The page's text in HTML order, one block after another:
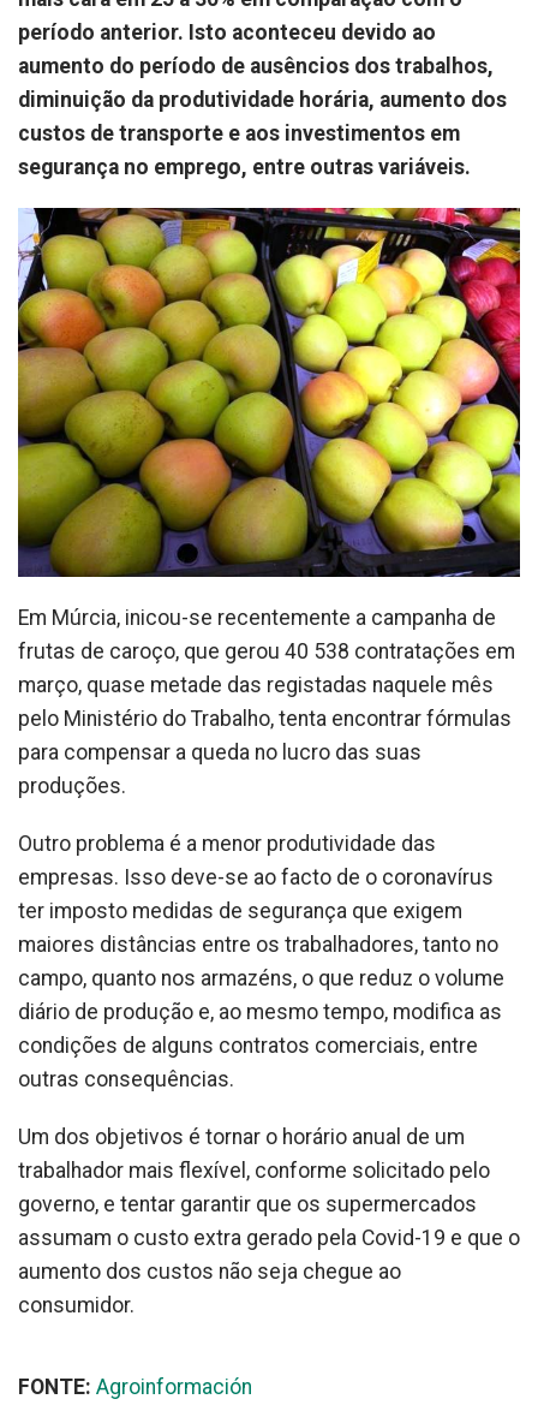
período anterior. Isto aconteceu devido ao
aumento do período de ausêncios dos trabalhos,
diminuição da produtividade horária, aumento dos
custos de transporte e aos investimentos em
segurança no emprego, entre outras variáveis.
Em Múrcia, inicou-se recentemente a campanha de
frutas de caroço, que gerou 40 538 contratações em
março, quase metade das registadas naquele mês
pelo Ministério do Trabalho, tenta encontrar fórmulas
para compensar a queda no lucro das suas
produções.
Outro problema é a menor produtividade das
empresas. Isso deve-se ao facto de o coronavírus
ter imposto medidas de segurança que exigem
maiores distâncias entre os trabalhadores, tanto no
campo, quanto nos armazéns, o que reduz o volume
diário de produção e, ao mesmo tempo, modifica as
condições de alguns contratos comerciais, entre
outras consequências.
Um dos objetivos é tornar o horário anual de um
trabalhador mais flexível, conforme solicitado pelo
governo, e tentar garantir que os supermercados
assumam o custo extra gerado pela Covid-19 e que o
aumento dos custos não seja chegue ao
consumidor.
FONTE: Agroinformación